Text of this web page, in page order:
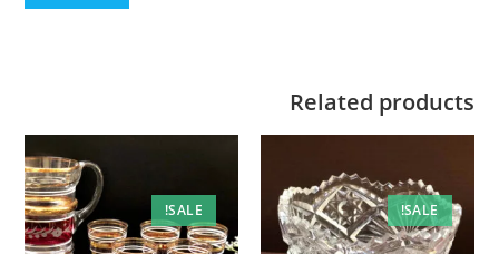
Related products
SALE!
SALE!